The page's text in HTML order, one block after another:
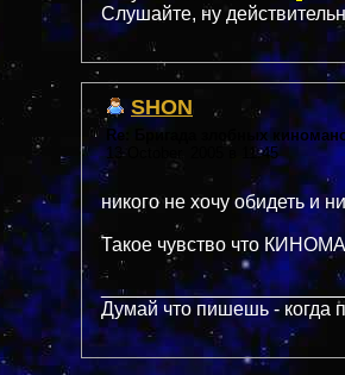
Слушайте, ну
SHON
Re: Бригада злобных
13 October, 2005 в 11:45
никого не хочу обидеть и
Такое чувство что
Думай что пишешь - когда